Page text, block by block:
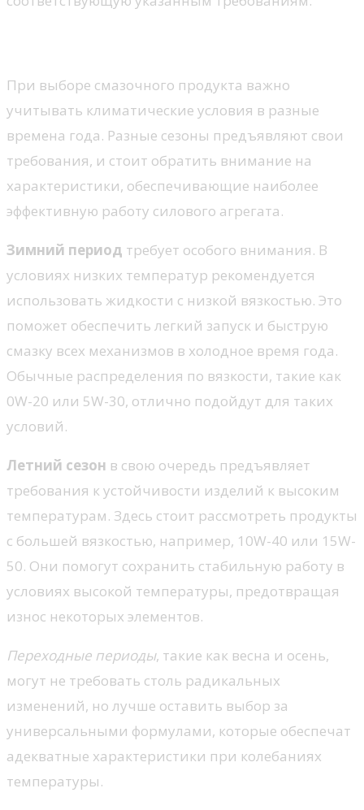
При выборе смазочного продукта важно
учитывать климатические условия в разные
времена года. Разные сезоны предъявляют свои
требования, и стоит обратить внимание на
характеристики, обеспечивающие наиболее
эффективную работу силового агрегата.
Зимний период требует особого внимания. В
условиях низких температур рекомендуется
использовать жидкости с низкой вязкостью. Это
поможет обеспечить легкий запуск и быструю
смазку всех механизмов в холодное время года.
Обычные распределения по вязкости, такие как
0W-20 или 5W-30, отлично подойдут для таких
условий.
Летний сезон в свою очередь предъявляет
требования к устойчивости изделий к высоким
температурам. Здесь стоит рассмотреть продукты
с большей вязкостью, например, 10W-40 или 15W-
50. Они помогут сохранить стабильную работу в
условиях высокой температуры, предотвращая
износ некоторых элементов.
Переходные периоды, такие как весна и осень,
могут не требовать столь радикальных
изменений, но лучше оставить выбор за
универсальными формулами, которые обеспечат
адекватные характеристики при колебаниях
температуры.